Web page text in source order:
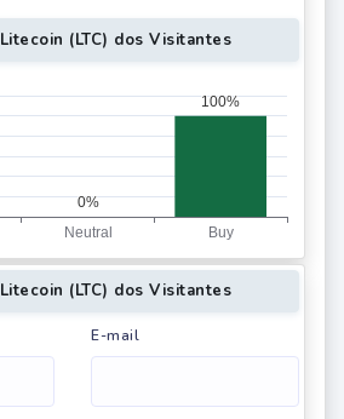
(LTC) dos Visitantes
(LTC) dos Visitantes
E-mail